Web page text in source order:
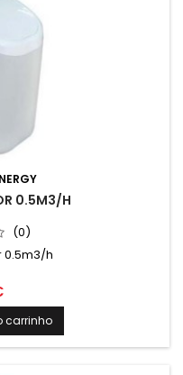
0.5M3/H
(0)
0.5m3/h
carrinho